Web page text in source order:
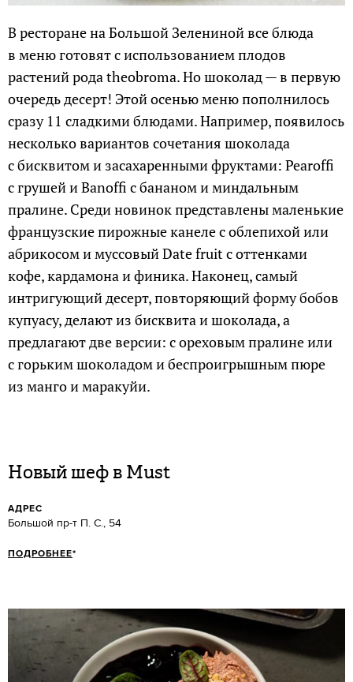
В ресторане на Большой Зелениной все блюда
в меню готовят с использованием плодов
растений рода theobroma. Но шоколад — в первую
очередь десерт! Этой осенью меню пополнилось
сразу 11 сладкими блюдами. Например, появилось
несколько вариантов сочетания шоколада
с бисквитом и засахаренными фруктами: Pearoffi
с грушей и Banoffi с бананом и миндальным
пралине. Среди новинок представлены маленькие
французские пирожные канеле с облепихой или
абрикосом и муссовый Date fruit с оттенками
кофе, кардамона и финика. Наконец, самый
интригующий десерт, повторяющий форму бобов
купуасу, делают из бисквита и шоколада, а
предлагают две версии: с ореховым пралине или
с горьким шоколадом и беспроигрышным пюре
из манго и маракуйи.
Новый шеф в Must
АДРЕС
Большой пр-т П. С., 54
ПОДРОБНЕЕ*